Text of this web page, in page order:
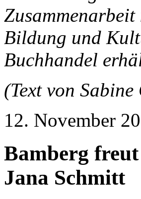
Bildung und
Buchhandel
(Text von
12. November
Bamberg
Jana Schmitt